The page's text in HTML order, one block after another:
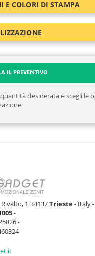
0 pz
E COLORI DI STAMPA
IL PREVENTIVO
desiderata e scegli le
1 34137Trieste- Italy -
-
-
-